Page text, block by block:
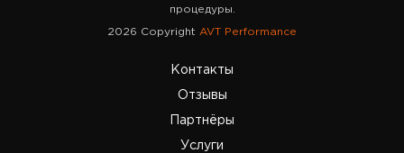
процедуры.
2026 Copyright AVT Performance
Услуги
Партнёры
Отзывы
Контакты